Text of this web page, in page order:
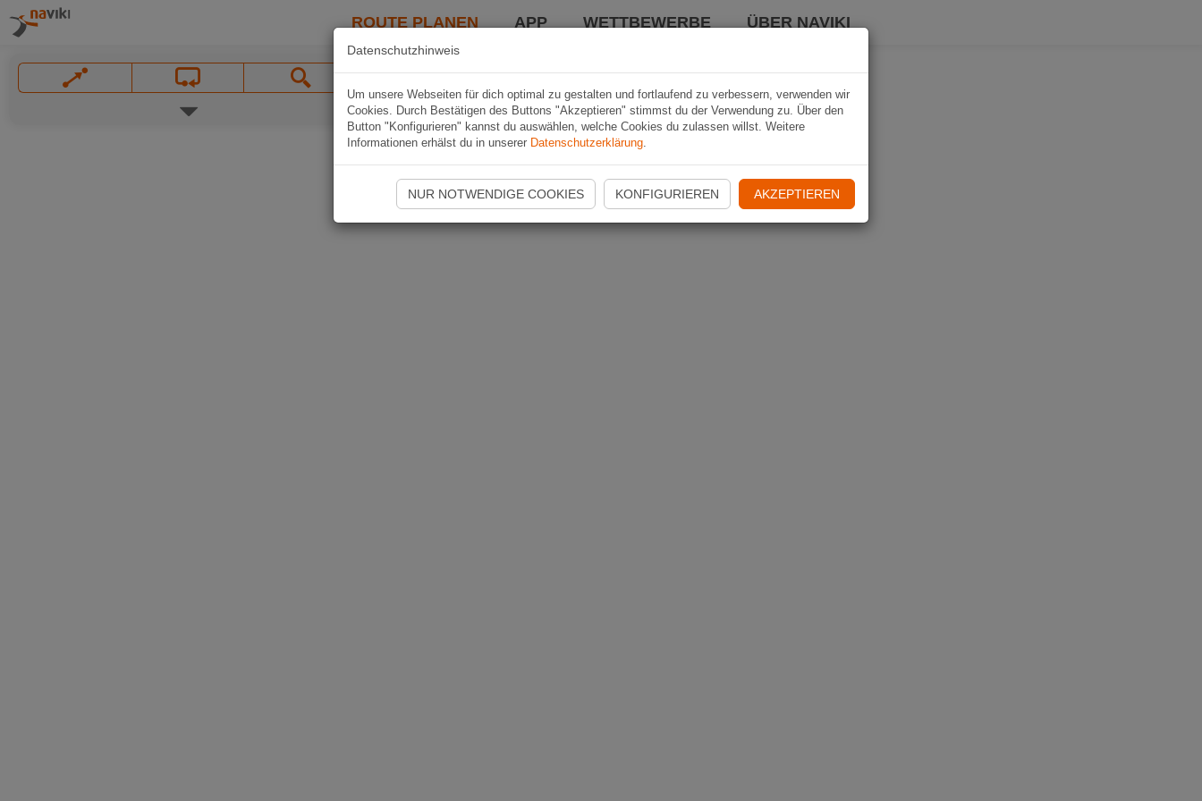
ROUTE PLANEN APP WETTBEWERBE ÜBER NAVIKI
Datenschutzhinweis
Um unsere Webseiten für dich optimal zu gestalten und fortlaufend zu verbessern, verwenden wir
Cookies. Durch Bestätigen des Buttons "Akzeptieren" stimmst du der Verwendung zu. Über den
Button "Konfigurieren" kannst du auswählen, welche Cookies du zulassen willst. Weitere
Informationen erhälst du in unserer Datenschutzerklärung.
NUR NOTWENDIGE COOKIES KONFIGURIEREN AKZEPTIEREN